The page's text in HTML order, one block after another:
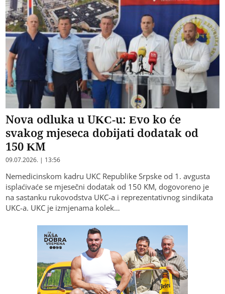
Nova odluka u UKC-u: Evo ko će
svakog mjeseca dobijati dodatak od
150 KM
09.07.2026. | 13:56
Nemedicinskom kadru UKC Republike Srpske od 1. avgusta
isplaćivaće se mjesečni dodatak od 150 KM, dogovoreno je
na sastanku rukovodstva UKC-a i reprezentativnog sindikata
UKC-a. UKC je izmjenama kolek…